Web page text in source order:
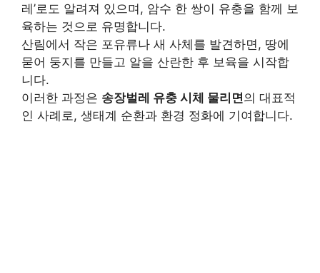
레’로도 알려져 있으며, 암수 한 쌍이 유충을 함께 보
육하는 것으로 유명합니다.
산림에서 작은 포유류나 새 사체를 발견하면, 땅에
묻어 둥지를 만들고 알을 산란한 후 보육을 시작합
니다.
이러한 과정은 송장벌레 유충 시체 물리면의 대표적
인 사례로, 생태계 순환과 환경 정화에 기여합니다.